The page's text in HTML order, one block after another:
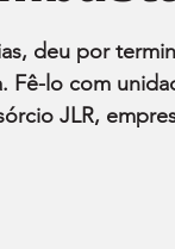
deu por
Fê-lo com
JLR,